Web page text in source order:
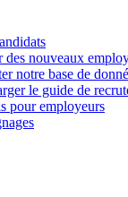
des nouveaux
notre base de
le guide de
pour employeurs